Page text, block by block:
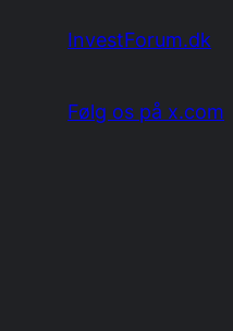
InvestForum.dk
Følg os på x.com